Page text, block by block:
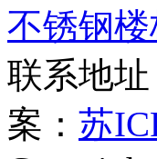
不锈钢
联系地
案： 苏